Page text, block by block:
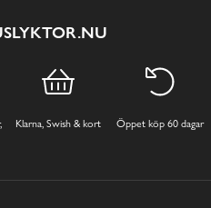
Klarna, Swish & kort Öppet köp 60 dagar